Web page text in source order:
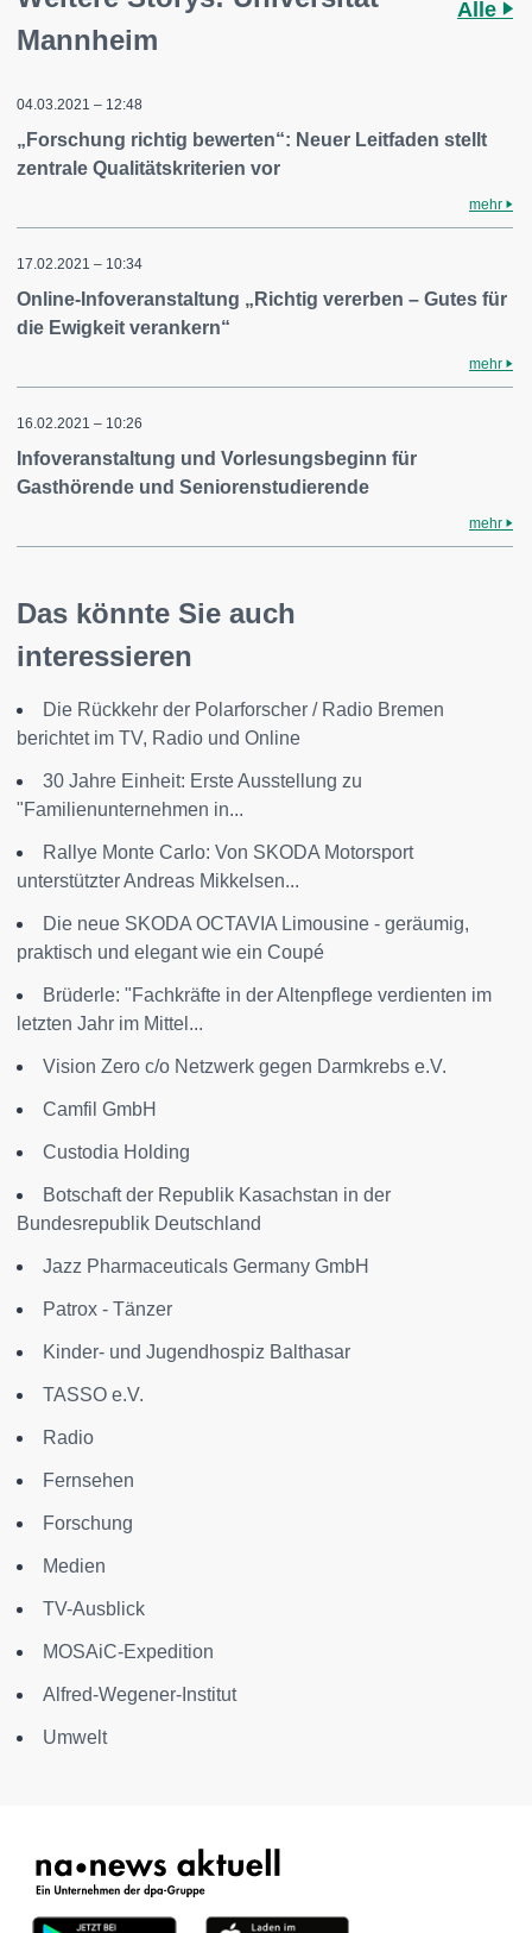
Mannheim
Alle
04.03.2021 – 12:48
„Forschung richtig bewerten“: Neuer Leitfaden stellt
zentrale Qualitätskriterien vor
mehr
17.02.2021 – 10:34
Online-Infoveranstaltung „Richtig vererben – Gutes für
die Ewigkeit verankern“
mehr
16.02.2021 – 10:26
Infoveranstaltung und Vorlesungsbeginn für
Gasthörende und Seniorenstudierende
mehr
Das könnte Sie auch
interessieren
Die Rückkehr der Polarforscher / Radio Bremen
berichtet im TV, Radio und Online
30 Jahre Einheit: Erste Ausstellung zu
"Familienunternehmen in...
Rallye Monte Carlo: Von SKODA Motorsport
unterstützter Andreas Mikkelsen...
Die neue SKODA OCTAVIA Limousine - geräumig,
praktisch und elegant wie ein Coupé
Brüderle: "Fachkräfte in der Altenpflege verdienten im
letzten Jahr im Mittel...
Vision Zero c/o Netzwerk gegen Darmkrebs e.V.
Camfil GmbH
Custodia Holding
Botschaft der Republik Kasachstan in der
Bundesrepublik Deutschland
Jazz Pharmaceuticals Germany GmbH
Patrox - Tänzer
Kinder- und Jugendhospiz Balthasar
TASSO e.V.
Radio
Fernsehen
Forschung
Medien
TV-Ausblick
MOSAiC-Expedition
Alfred-Wegener-Institut
Umwelt